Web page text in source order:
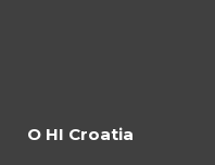
O HI Croatia